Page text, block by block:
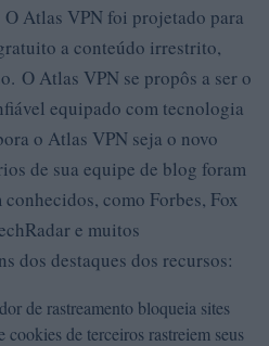
Atlas VPN foi projetado para
a conteúdo irrestrito,
O Atlas VPN se propôs a ser o
equipado com tecnologia
o Atlas VPN seja o novo
de sua equipe de blog foram
como Forbes, Fox
e muitos
dos destaques dos recursos:
de rastreamento bloqueia sites
cookies de terceiros rastreiem seus